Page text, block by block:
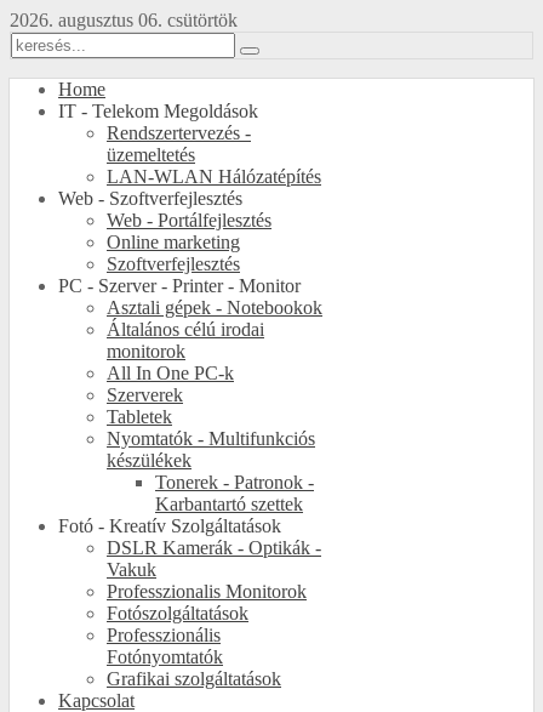
2026. augusztus 06. csütörtök
Home
IT - Telekom Megoldások
Rendszertervezés -
üzemeltetés
LAN-WLAN Hálózatépítés
Web - Szoftverfejlesztés
Web - Portálfejlesztés
Online marketing
Szoftverfejlesztés
PC - Szerver - Printer - Monitor
Asztali gépek - Notebookok
Általános célú irodai
monitorok
All In One PC-k
Szerverek
Tabletek
Nyomtatók - Multifunkciós
készülékek
Tonerek - Patronok -
Karbantartó szettek
Fotó - Kreatív Szolgáltatások
DSLR Kamerák - Optikák -
Vakuk
Professzionalis Monitorok
Fotószolgáltatások
Professzionális
Fotónyomtatók
Grafikai szolgáltatások
Kapcsolat